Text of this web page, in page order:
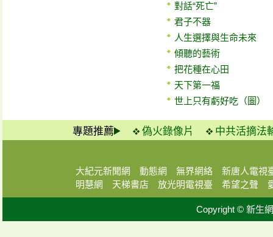
對話“死亡”
君子不器
人生選擇與生命未來
傾聽的藝術
把花種在心田
天下第一福
世上只有虧好吃（圖）
專題推薦 偽火錄像片 中共活摘法
大紀元新聞網 動態網 無界網絡
新唐人電視
明慧網
天梯書店 放光明電視臺 希望之聲
Copyright © 新生